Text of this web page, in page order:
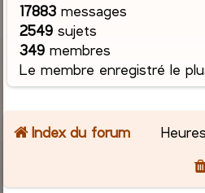
17883 messages
2549 sujets
349 membres
Le membre enregistré le
Index du forum